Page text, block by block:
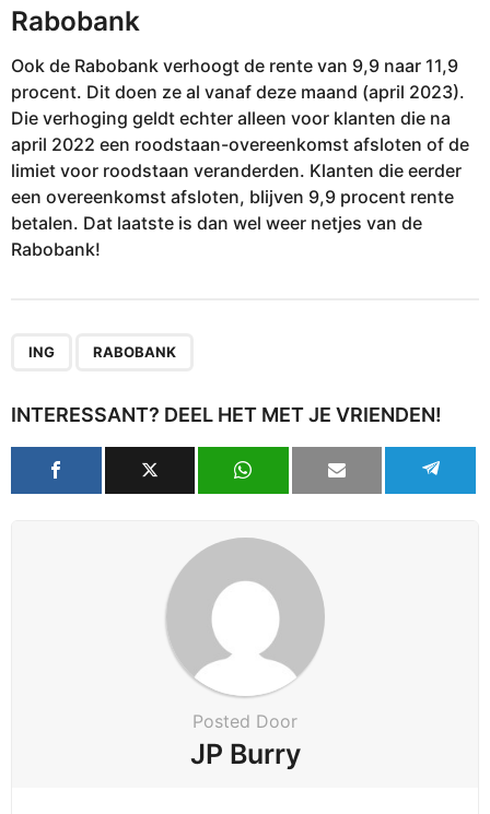
Rabobank
Ook de Rabobank verhoogt de rente van 9,9 naar 11,9
procent. Dit doen ze al vanaf deze maand (april 2023).
Die verhoging geldt echter alleen voor klanten die na
april 2022 een roodstaan-overeenkomst afsloten of de
limiet voor roodstaan veranderden. Klanten die eerder
een overeenkomst afsloten, blijven 9,9 procent rente
betalen. Dat laatste is dan wel weer netjes van de
Rabobank!
ING RABOBANK
INTERESSANT? DEEL HET MET JE VRIENDEN!
Posted Door
JP Burry